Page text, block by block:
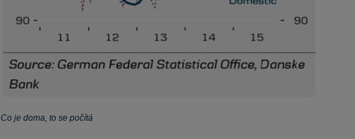
Co je doma, to se počítá